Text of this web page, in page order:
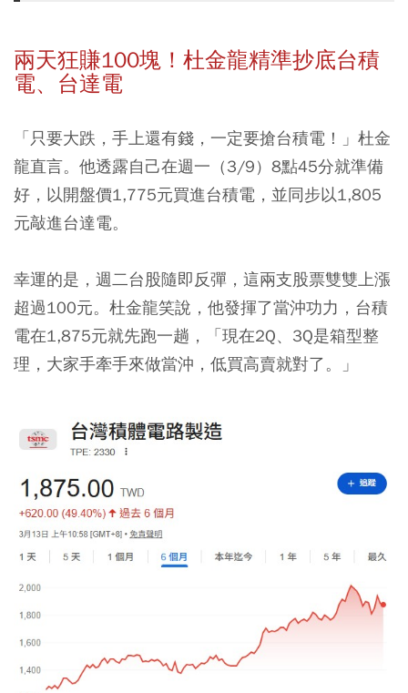
兩天狂賺100塊！杜金龍精準抄底台積
電、台達電
「只要大跌，手上還有錢，一定要搶台積電！」杜金
龍直言。他透露自己在週一（3/9）8點45分就準備
好，以開盤價1,775元買進台積電，並同步以1,805
元敲進台達電。
幸運的是，週二台股隨即反彈，這兩支股票雙雙上漲
超過100元。 杜金龍笑說，他發揮了當沖功力，台積
電在1,875元就先跑一趟，「現在2Q、3Q是箱型整
理，大家手牽手來做當沖，低買高賣就對了。」